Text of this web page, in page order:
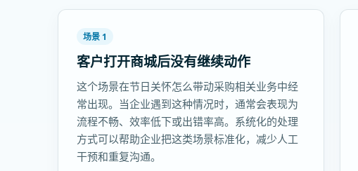
场景 1
客户打开商城后没有继续动作
这个场景在节日关怀怎么带动采购相关业务中经
常出现。当企业遇到这种情况时，通常会表现为
流程不畅、效率低下或出错率高。系统化的处理
方式可以帮助企业把这类场景标准化，减少人工
干预和重复沟通。